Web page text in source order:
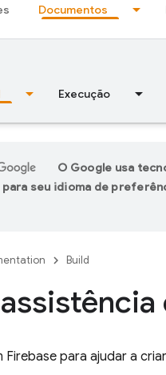
Documentos
Execução
O Google usa
seu idioma de
Build
Firebase para ajudar a